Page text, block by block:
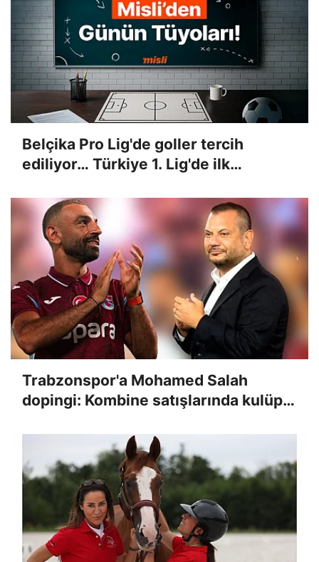
Belçika Pro Lig'de goller tercih
ediliyor… Türkiye 1. Lig'de ilk
Misli'den günün tüyoları
Trabzonspor'a Mohamed Salah
dopingi: Kombine satışlarında kulüp